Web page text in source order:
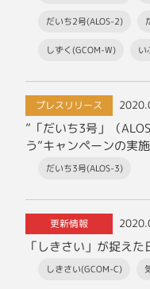
らの未来のこと～
だいち2号(ALOS-2)
しずく(GCOM-W) い
プレスリリース
”「だいち3号」（
う”キャンペーンの実
だいち3号(ALOS-3)
更新情報
「しきさい」が捉え
しきさい(GCOM-C)